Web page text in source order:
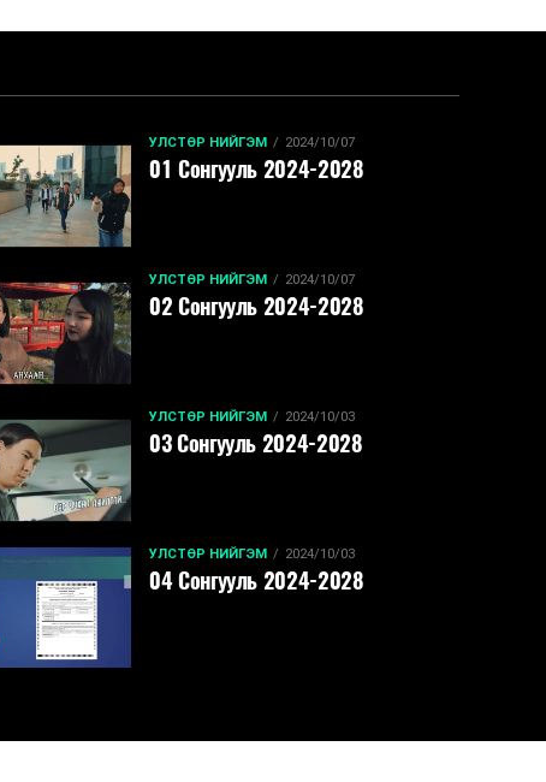
УЛСТӨР НИЙГЭМ 2024/10/07
01 Сонгууль 2024-2028
УЛСТӨР НИЙГЭМ 2024/10/07
02 Сонгууль 2024-2028
УЛСТӨР НИЙГЭМ 2024/10/03
03 Сонгууль 2024-2028
УЛСТӨР НИЙГЭМ 2024/10/03
04 Сонгууль 2024-2028